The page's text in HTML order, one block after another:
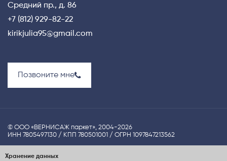
Средний пр., д. 86
+7 (812) 929-82-22
kirikjulia95@gmail.com
Позвоните мне
© ООО «ВЕРНИСАЖ паркет», 2004-2026
ИНН 7805497130 / КПП 780501001 / ОГРН 1097847213562
Хранение данных